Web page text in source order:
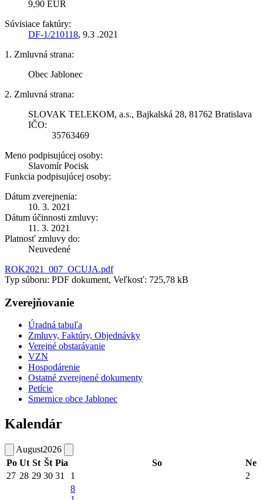
9,90 EUR
Súvisiace faktúry:
DF-1/210118, 9.3 .2021
1. Zmluvná strana:
Obec Jablonec
2. Zmluvná strana:
SLOVAK TELEKOM, a.s., Bajkalská 28, 81762 Bratislava
IČO:
35763469
Meno podpisujúcej osoby:
Slavomír Pocisk
Funkcia podpisujúcej osoby:
Dátum zverejnenia:
10. 3. 2021
Dátum účinnosti zmluvy:
11. 3. 2021
Platnosť zmluvy do:
Neuvedené
ROK2021_007_OCUJA.pdf
Typ súboru: PDF dokument, Veľkosť: 725,78 kB
Zverejňovanie
Úradná tabuľa
Zmluvy, Faktúry, Objednávky
Verejné obstarávanie
VZN
Hospodárenie
Ostatné zverejnené dokumenty
Petície
Smernice obce Jablonec
Kalendár
August2026
Po Ut St Št Pia So
Ne
27 28 29 30 31 1 2
8